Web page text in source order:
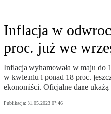
Inflacja w
proc. już we
Inflacja wyhamowała w maju do
w kwietniu i ponad 18 proc.
ekonomiści. Oficjalne dane ukażą
Publikacja: 31.05.2023 07:46